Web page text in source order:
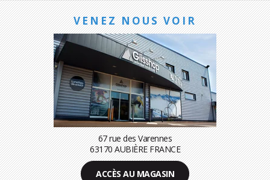
VENEZ NOUS VOIR
67 rue des Varennes
63170 AUBIÈRE FRANCE
ACCÈS AU MAGASIN